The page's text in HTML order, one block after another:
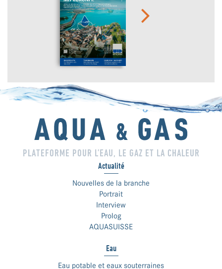
PLATEFORME POUR L’EAU, LE GAZ ET LA CHALEUR
Actualité
Nouvelles de la branche
Portrait
Interview
Prolog
AQUASUISSE
Eau
Eau potable et eaux souterraines